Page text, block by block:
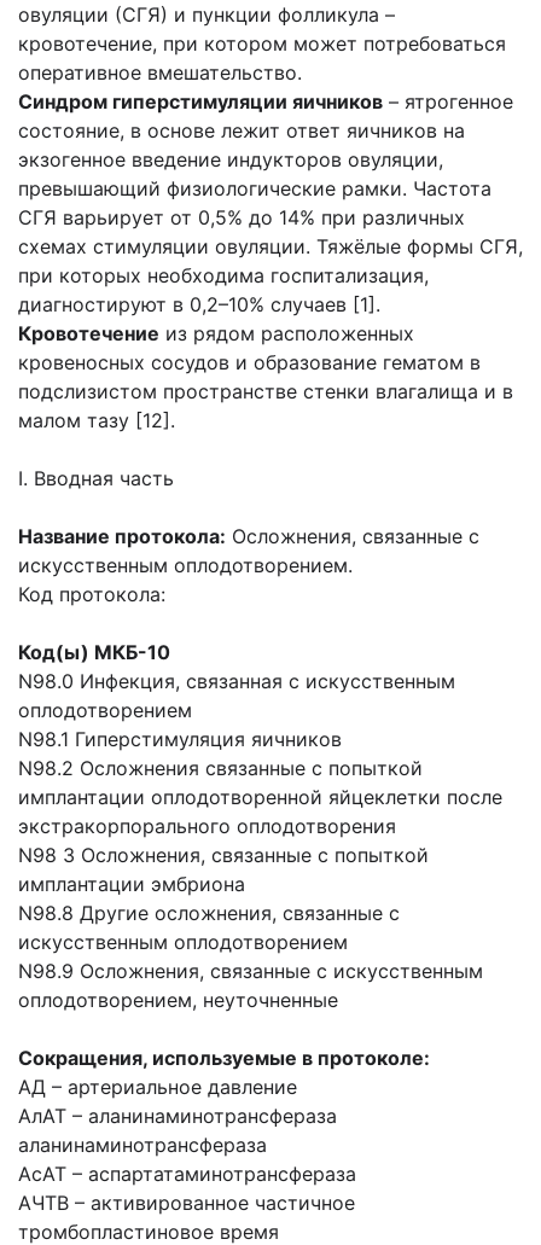
овуляции (СГЯ) и пункции фолликула –
кровотечение, при котором может потребоваться
оперативное вмешательство.
Синдром гиперстимуляции яичников – ятрогенное
состояние, в основе лежит ответ яичников на
экзогенное введение индукторов овуляции,
превышающий физиологические рамки. Частота
СГЯ варьирует от 0,5% до 14% при различных
схемах стимуляции овуляции. Тяжёлые формы СГЯ,
при которых необходима госпитализация,
диагностируют в 0,2–10% случаев [1].
Кровотечение из рядом расположенных
кровеносных сосудов и образование гематом в
подслизистом пространстве стенки влагалища и в
малом тазу [12].
I. Вводная часть
Название протокола: Осложнения, связанные с
искусственным оплодотворением.
Код протокола:
Код(ы) МКБ-10
N98.0 Инфекция, связанная с искусственным
оплодотворением
N98.1 Гиперстимуляция яичников
N98.2 Осложнения связанные с попыткой
имплантации оплодотворенной яйцеклетки после
экстракорпорального оплодотворения
N98 3 Осложнения, связанные с попыткой
имплантации эмбриона
N98.8 Другие осложнения, связанные с
искусственным оплодотворением
N98.9 Осложнения, связанные с искусственным
оплодотворением, неуточненные
Сокращения, используемые в протоколе:
АД – артериальное давление
АлАТ – аланинаминотрансфераза
аланинаминотрансфераза
АсАТ – аспартатаминотрансфераза
АЧТВ – активированное частичное
тромбопластиновое время